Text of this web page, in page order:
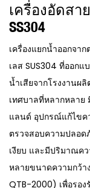
เครื่องอัดสา
SS304
เครื่องแยกน้ำออกจา
เลส SUS304 ที่ออก
น้ำเสียจากโรงงานผ
เทศบาลที่หลากหลาย
แลนด์ อุปกรณ์แก้ไขค
ตรวจสอบความปลอ
เงียบ และมีปริมาณค
หลายขนาดความกว้
QTB-2000) เพื่อรอ